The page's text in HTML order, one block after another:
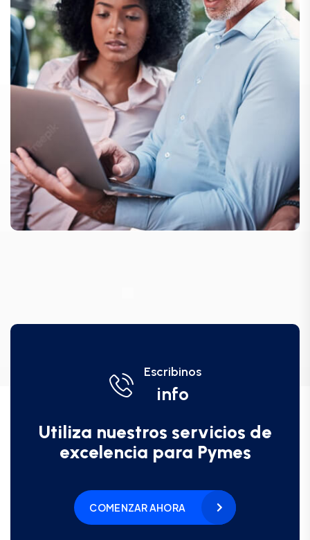
Escribinos
info
Utiliza nuestros servicios de
excelencia para Pymes
COMENZAR AHORA